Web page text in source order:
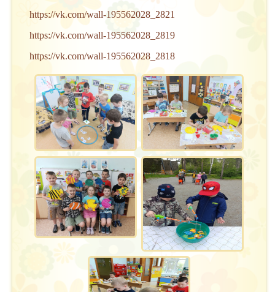
https://vk.com/wall-195562028_2821
https://vk.com/wall-195562028_2819
https://vk.com/wall-195562028_2818